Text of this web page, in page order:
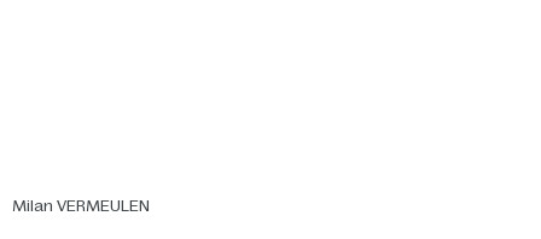
Milan VERMEULEN